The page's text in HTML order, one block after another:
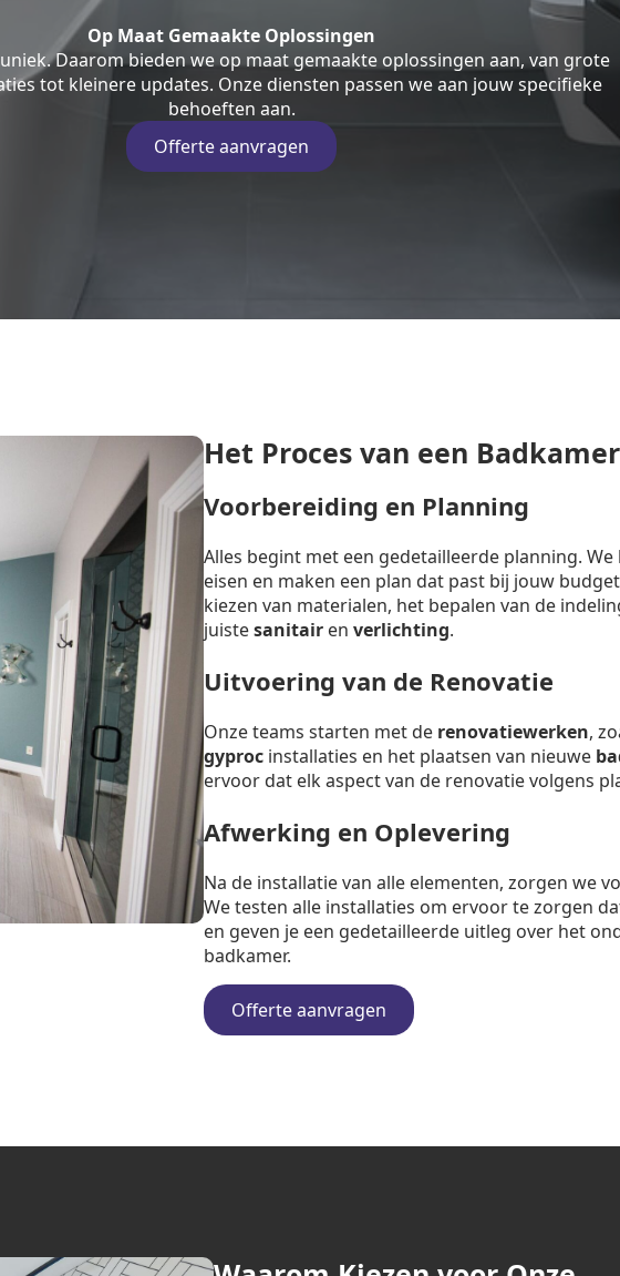
Op Maat Gemaakte Oplossingen
Daarom bieden we op maat gemaakte oplossingen aan, van grote
tot kleinere updates. Onze diensten passen we aan jouw specifieke
behoeften aan.
Offerte aanvragen
Het Proces van een
Voorbereiding en Planning
Alles begint met een gedetailleerde planning.
eisen en maken een plan dat past bij jouw
kiezen van materialen, het bepalen van de
juistesanitair en verlichting.
Uitvoering van de Renovatie
Onze teams starten met de renovatiewerken,
gyproc installaties en het plaatsen van nieuwe
ervoor dat elk aspect van de renovatie volgens
Afwerking en Oplevering
Na de installatie van alle elementen, zorgen we
We testen alle installaties om ervoor te zorgen
en geven je een gedetailleerde uitleg over het
badkamer.
Offerte aanvragen